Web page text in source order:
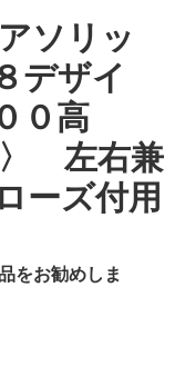
ソリッ
ザイ
０高
〉 左右兼
ズ付用
をお勧めしま